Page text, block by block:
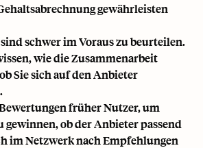
gewährleisten
schwer im Voraus zu beurteilen.
wie die Zusammenarbeit
Sie sich auf den Anbieter
früher Nutzer, um
gewinnen, ob der Anbieter passend
im Netzwerk nach Empfehlungen